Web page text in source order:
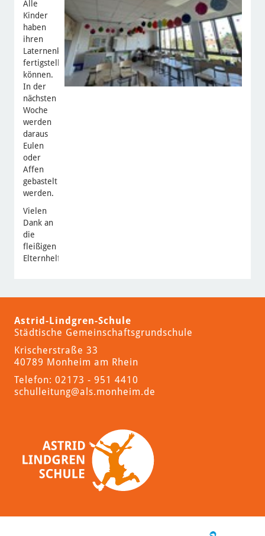
Alle
Kinder
haben
ihren
Laternenkörper
fertigstellen
können.
In der
nächsten
Woche
werden
daraus
Eulen
oder
Affen
gebastelt
werden.
Vielen
Dank an
die
fleißigen
Elternhelfer!
Astrid-Lindgren-Schule
Städtische Gemeinschaftsgrundschule
Krischerstraße 33
40789 Monheim am Rhein
Telefon: 02173 - 951 4410
schulleitung@als.monheim.de